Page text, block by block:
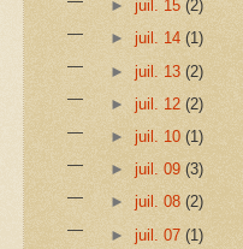
► juil. 15 (2)
► juil. 14 (1)
► juil. 13 (2)
► juil. 12 (2)
► juil. 10 (1)
► juil. 09 (3)
► juil. 08 (2)
► juil. 07 (1)